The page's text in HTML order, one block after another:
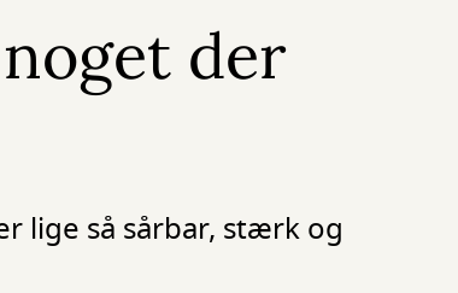
der
lige så sårbar, stærk og